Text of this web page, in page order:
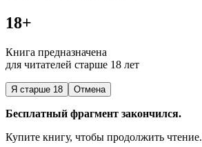
18+
Книга предназначена
для читателей старше 18 лет
Я старше 18 Отмена
Бесплатный фрагмент закончился.
Купите книгу, чтобы продолжить чтение.